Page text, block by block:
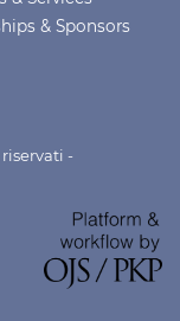
& Sponsors
-